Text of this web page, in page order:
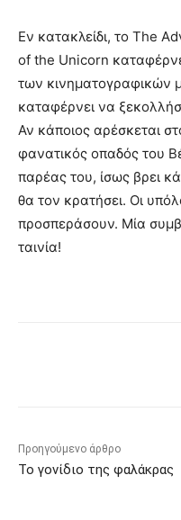
Εν κατακλείδι, το The
of the Unicorn
των κινηματογραφικών
καταφέρνει να
Αν κάποιος αρέσκεται
φανατικός οπαδός του
παρέας του, ίσως βρει
θα τον κρατήσει. Οι
προσπεράσουν. Μία
ταινία!
Προηγούμενο άρθρο
Το γονίδιο της φαλάκρας